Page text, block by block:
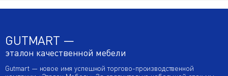
GUTMART —
эталон качественной мебели
Gutmart — новое имя успешной торгово-производственной